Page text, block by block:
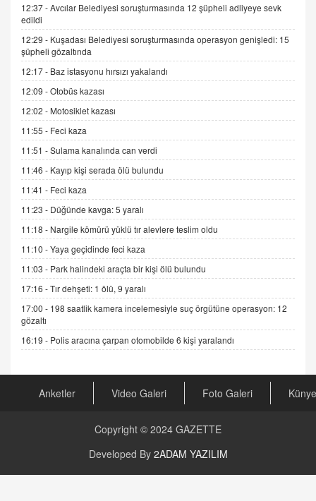
İNCİ GÜL AKÖL
Trump Keşke Adana'yı da Ziyaret Etse...
06.07.2026 13:00
ADEM AKÖL
Esed Destekçilerinin Yüzüne Vurulan Şamar:
Sednaya
11.12.2024 12:30
DR. EKREM ASLAN
Gerçek Ne, Algı Ne? "Beraber Yürüyoruz"
Cümlesinin Peşinden
19.07.2025 12:45
GÖNÜL MENEKŞE
Şifacının Yolu
04.11.2025 12:56
AV. RÜMEYSA ÖZKALE
Arabulucuya Başvuru Şartı
CAN UĞURATEŞ
Değişen yapısıyla Suriye
GÜNLÜK BURÇ YORUMU
12:37 -Avcılar Belediyesi soruşturmasında 12 şüpheli adliyeye sevk
edildi
12:29 - Kuşadası Belediyesi soruşturmasında operasyon genişledi: 15
şüpheli gözaltında
12:17 - Baz istasyonu hırsızı yakalandı
12:09 -Otobüs kazası
12:02 - Motosiklet kazası
11:55 - Feci kaza
11:51 -Sulama kanalında can verdi
11:46 - Kayıp kişi serada ölü bulundu
11:41 - Feci kaza
11:23 - Düğünde kavga: 5 yaralı
11:18 - Nargile kömürü yüklü tır alevlere teslim oldu
11:10 -Yaya geçidinde feci kaza
11:03 - Park halindeki araçta bir kişi ölü bulundu
17:16 -Tır dehşeti: 1 ölü, 9 yaralı
17:00 - 198 saatlik kamera incelemesiyle suç örgütüne operasyon: 12
gözaltı
16:19 - Polis aracına çarpan otomobilde 6 kişi yaralandı
Anketler Video Galeri Foto Galeri Künye
Copyright © 2024 GAZETTE
Developed By 2ADAM YAZILIM